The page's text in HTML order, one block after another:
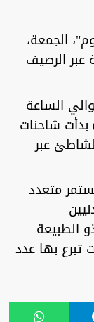
الجمعة،
عبر الرصيف
الساعة
بتوقيت غزة (06: 00 ت.غ) بدأت شاحنات
عبر
متعدد
الطبيعة
تبرع بها عدد